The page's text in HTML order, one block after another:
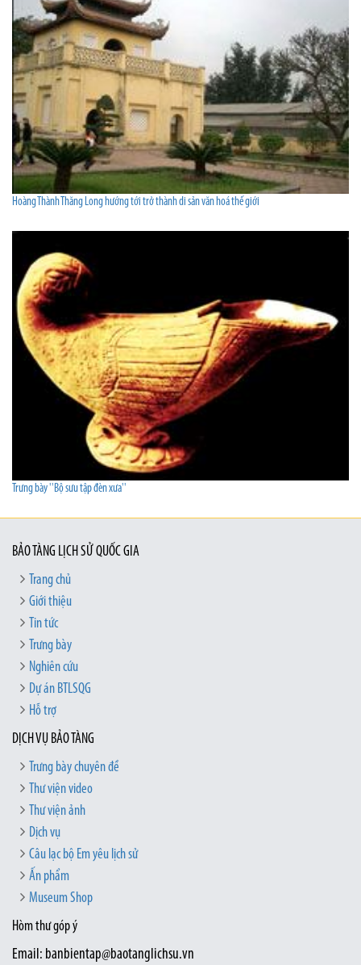
Hoàng Thành Thăng Long hướng tới trở thành di sản văn hoá thế giới
Trưng bày ''Bộ sưu tập đèn xưa''
BẢO TÀNG LỊCH SỬ QUỐC GIA
Trang chủ
Giới thiệu
Tin tức
Trưng bày
Nghiên cứu
Dự án BTLSQG
Hỗ trợ
DỊCH VỤ BẢO TÀNG
Trưng bày chuyên đề
Thư viện video
Thư viện ảnh
Dịch vụ
Câu lạc bộ Em yêu lịch sử
Ấn phẩm
Museum Shop
Hòm thư góp ý
Email: banbientap@baotanglichsu.vn